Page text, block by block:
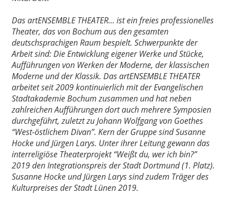
Das artENSEMBLE THEATER… ist ein freies professionelles
Theater, das von Bochum aus den gesamten
deutschsprachigen Raum bespielt. Schwerpunkte der
Arbeit sind: Die Entwicklung eigener Werke und Stücke,
Aufführungen von Werken der Moderne, der klassischen
Moderne und der Klassik. Das artENSEMBLE THEATER
arbeitet seit 2009 kontinuierlich mit der Evangelischen
Stadtakademie Bochum zusammen und hat neben
zahlreichen Aufführungen dort auch mehrere Symposien
durchgeführt, zuletzt zu Johann Wolfgang von Goethes
“West-östlichem Divan”. Kern der Gruppe sind Susanne
Hocke und Jürgen Larys. Unter ihrer Leitung gewann das
interreligiöse Theaterprojekt “Weißt du, wer ich bin?”
2019 den Integrationspreis der Stadt Dortmund (1. Platz).
Susanne Hocke und Jürgen Larys sind zudem Träger des
Kulturpreises der Stadt Lünen 2019.